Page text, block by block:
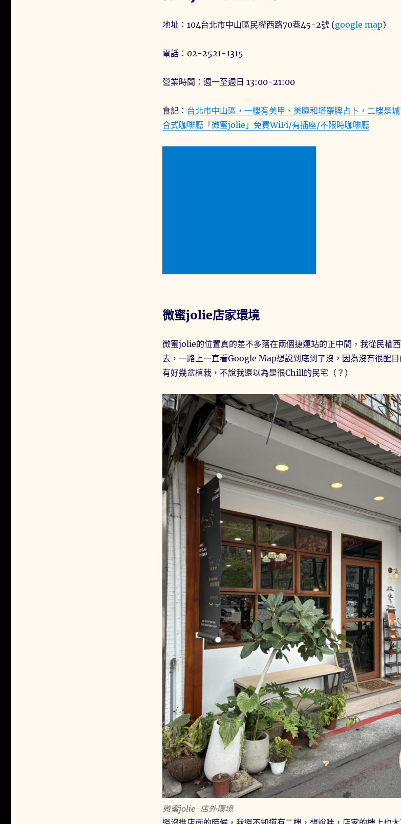
地址：104台北市中山區民權西路70巷45-2號 (google map)
電話：02-2521-1315
營業時間：週一至週日 13:00-21:00
食記： 台北市中山區，一樓有美甲、美睫和塔羅牌占卜，二樓是
合式咖啡廳「微蜜jolie」免費WiFi/有插座/不限時咖啡廳
微蜜jolie店家環境
微蜜jolie的位置真的差不多落在兩個捷運站的正中間，我從民權
去，一路上一直看Google Map想說到底到了沒，因為沒有很醒
有好幾盆植栽，不說我還以為是很Chill的民宅（？）
微蜜jolie-店外環境